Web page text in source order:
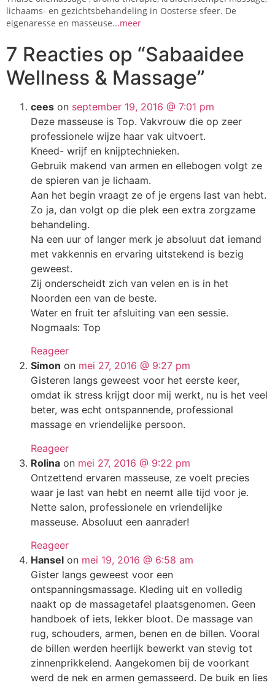
lichaams- en gezichtsbehandeling in Oosterse sfeer. De
eigenaresse en masseuse...meer
7 Reacties op “Sabaaidee
Wellness & Massage”
cees on september 19, 2016 @ 7:01 pm
Deze masseuse is Top. Vakvrouw die op zeer
professionele wijze haar vak uitvoert.
Kneed- wrijf en knijptechnieken.
Gebruik makend van armen en ellebogen volgt ze
de spieren van je lichaam.
Aan het begin vraagt ze of je ergens last van hebt.
Zo ja, dan volgt op die plek een extra zorgzame
behandeling.
Na een uur of langer merk je absoluut dat iemand
met vakkennis en ervaring uitstekend is bezig
geweest.
Zij onderscheidt zich van velen en is in het
Noorden een van de beste.
Water en fruit ter afsluiting van een sessie.
Nogmaals: Top
Reageer
Simon on mei 27, 2016 @ 9:27 pm
Gisteren langs geweest voor het eerste keer,
omdat ik stress krijgt door mij werkt, nu is het veel
beter, was echt ontspannende, professional
massage en vriendelijke persoon.
Reageer
Rolina on mei 27, 2016 @ 9:22 pm
Ontzettend ervaren masseuse, ze voelt precies
waar je last van hebt en neemt alle tijd voor je.
Nette salon, professionele en vriendelijke
masseuse. Absoluut een aanrader!
Reageer
Hansel on mei 19, 2016 @ 6:58 am
Gister langs geweest voor een
ontspanningsmassage. Kleding uit en volledig
naakt op de massagetafel plaatsgenomen. Geen
handboek of iets, lekker bloot. De massage van
rug, schouders, armen, benen en de billen. Vooral
de billen werden heerlijk bewerkt van stevig tot
zinnenprikkelend. Aangekomen bij de voorkant
werd de nek en armen gemasseerd. De buik en lies